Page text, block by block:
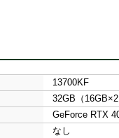
13700KF
32GB（16GB×2
GeForce RTX
なし